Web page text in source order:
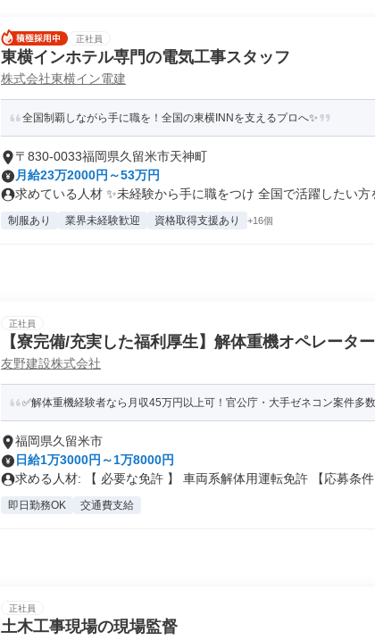
正社員
東横インホテル専門の電気工事スタッフ
株式会社東横イン電建
全国制覇しながら手に職を！全国の東横INNを支えるプロへ✨
〒830-0033福岡県久留米市天神町
月給23万2000円～53万円
求めている人材 ✨未経験から手に職をつけ 全国で活躍したい方
制服あり 業界未経験歓迎 資格取得支援あり +16個
正社員
【寮完備/充実した福利厚生】解体重機オペレーター
友野建設株式会社
✅解体重機経験者なら月収45万円以上可！官公庁・大手ゼネコン案件多
福岡県久留米市
日給1万3000円～1万8000円
求める人材: 【 必要な免許 】 車両系解体用運転免許 【応募条件
即日勤務OK 交通費支給
正社員
土木工事現場の現場監督